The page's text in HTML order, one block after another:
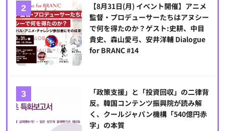
【8月31日(月) イベント開催】アニメ
監督・プロデューサーたちはアヌシー
で何を得たのか？ゲスト:史耕、中目
貴史、森山愛弓、安井洋輔 Dialogue
for BRANC #14
「政策支援」と「投資回収」の二律背
反。韓国コンテンツ振興院が読み解
く、クールジャパン機構「540億円赤
字」の本質